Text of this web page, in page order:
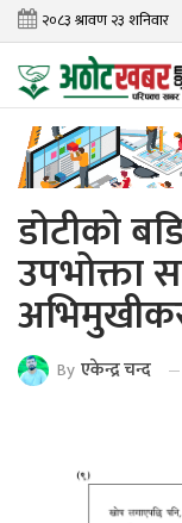
डोटीको
उपभोक्ता
By एकेन्द्र चन्द